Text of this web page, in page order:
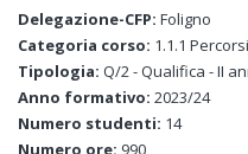
Delegazione-CFP: Foligno
Categoria corso: 1.1.1
Tipologia: Q/2 - Qualifica - II
Anno formativo: 2023/24
Numero studenti: 14
Numero ore: 990